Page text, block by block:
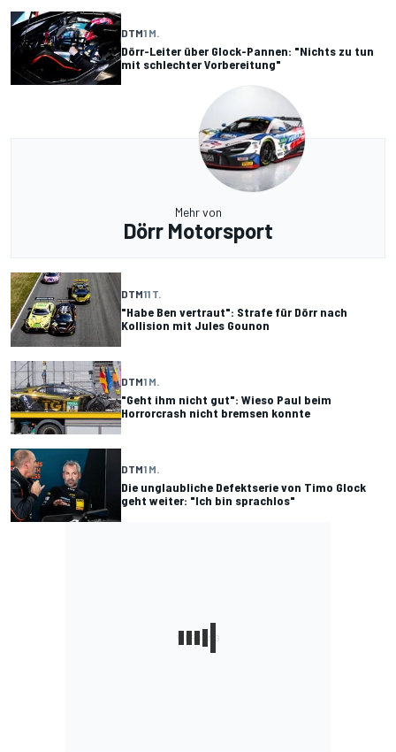
DTM1 M.
Dörr-Leiter über Glock-Pannen: "Nichts zu tun
mit schlechter Vorbereitung"
Mehr von
Dörr Motorsport
DTM11 T.
"Habe Ben vertraut": Strafe für Dörr nach
Kollision mit Jules Gounon
DTM1 M.
"Geht ihm nicht gut": Wieso Paul beim
Horrorcrash nicht bremsen konnte
DTM1 M.
Die unglaubliche Defektserie von Timo Glock
geht weiter: "Ich bin sprachlos"